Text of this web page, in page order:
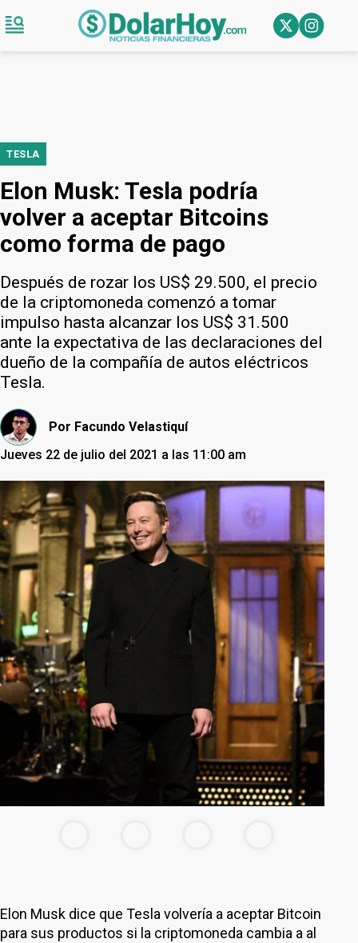
TESLA
Elon Musk: Tesla podría
volver a aceptar Bitcoins
como forma de pago
Después de rozar los US$ 29.500, el precio
de la criptomoneda comenzó a tomar
impulso hasta alcanzar los US$ 31.500
ante la expectativa de las declaraciones del
dueño de la compañía de autos eléctricos
Tesla.
Por Facundo Velastiquí
Jueves 22 de julio del 2021 a las 11:00 am
Elon Musk dice que Tesla volvería a aceptar Bitcoin
para sus productos si la criptomoneda cambia a al